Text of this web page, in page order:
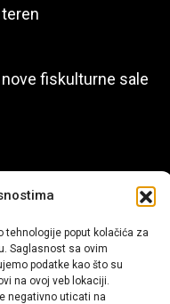
tehnologije poput kolačića za
Saglasnost sa ovim
podatke kao što su
na ovoj veb lokaciji.
negativno uticati na
fiskulturne sale
koji donosi vijesti i
a i popularne kulture.